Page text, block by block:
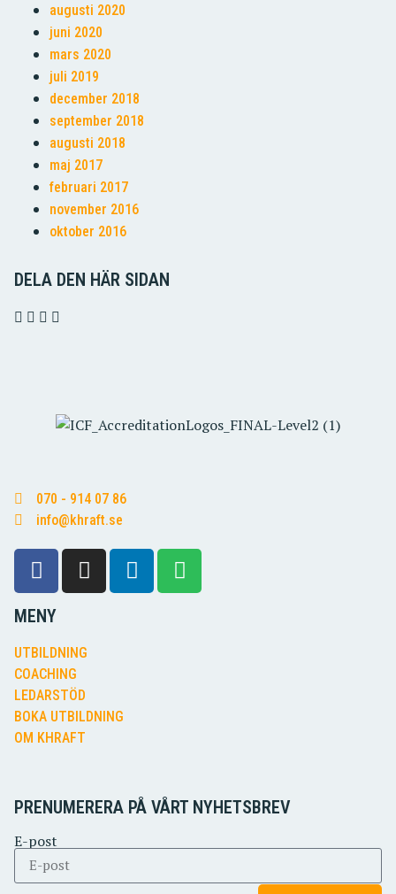
augusti 2020
juni 2020
mars 2020
juli 2019
december 2018
september 2018
augusti 2018
maj 2017
februari 2017
november 2016
oktober 2016
DELA DEN HÄR SIDAN
070 - 914 07 86
info@khraft.se
MENY
UTBILDNING
COACHING
LEDARSTÖD
BOKA UTBILDNING
OM KHRAFT
PRENUMERERA PÅ VÅRT NYHETSBREV
E-post